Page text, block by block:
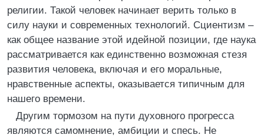
религии. Такой человек начинает верить только в
силу науки и современных технологий. Сциентизм –
как общее название этой идейной позиции, где наука
рассматривается как единственно возможная стезя
развития человека, включая и его моральные,
нравственные аспекты, оказывается типичным для
нашего времени.
Другим тормозом на пути духовного прогресса
являются самомнение, амбиции и спесь. Не